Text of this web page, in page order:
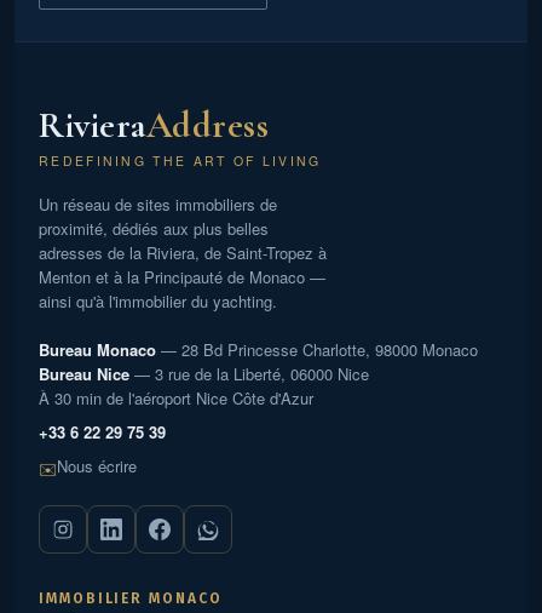
4 chambres & 4 salles de bains
Vues mer panoramiques à chaque niveau
Solarium rooftop & piscine aux lignes épurées
Possibilité d’aménager une 5e chambre
Une adresse prestigieuse où la douceur de vivre
méditerranéenne se marie à l’élégance d’une villa
d’exception.
RivieraAddress
REDEFINING THE ART OF LIVING
Un réseau de sites immobiliers de
proximité, dédiés aux plus belles
adresses de la Riviera, de Saint-Tropez à
Menton et à la Principauté de Monaco —
ainsi qu'à l'immobilier du yachting.
Bureau Monaco — 28 Bd Princesse Charlotte, 98000 Monaco
Bureau Nice — 3 rue de la Liberté, 06000 Nice
À 30 min de l'aéroport Nice Côte d'Azur
+33 6 22 29 75 39
✉️Nous écrire
IMMOBILIER MONACO